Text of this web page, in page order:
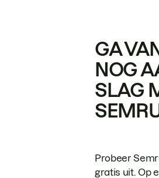
GA
NOG
SLAG
Probeer
gratis uit. Op